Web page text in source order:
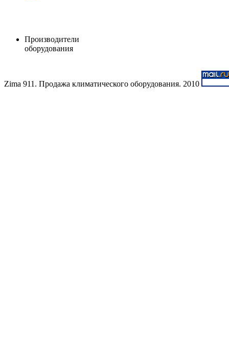
Производители
оборудования
Zima 911. Продажа климатического оборудования. 2010